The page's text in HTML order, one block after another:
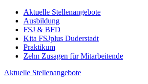
Aktuelle Stellenangebote
Ausbildung
FSJ & BFD
Kita FSJplus Duderstadt
Praktikum
Zehn Zusagen für Mitarbeitende
Aktuelle Stellenangebote